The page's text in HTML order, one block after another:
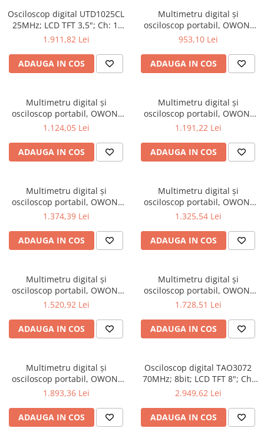
Osciloscop digital UTD1025CL
25MHz; LCD TFT 3,5"; Ch: 1;
250Msps; 12kpts compatibil
1.911,82 Lei
ADAUGA IN COS
Multimetru digital și
osciloscop portabil, OWON,
HDS242, 200mV-1kV, 200mA-
953,10 Lei
ADAUGA IN COS
Multimetru digital și
osciloscop portabil, OWON,
HDS242S, 200mV-1kV, 200mA-
1.124,05 Lei
ADAUGA IN COS
Multimetru digital și
osciloscop portabil, OWON,
HDS272, 200mV-1kV, 200mA-
1.191,22 Lei
ADAUGA IN COS
Multimetru digital și
osciloscop portabil, OWON,
HDS272S, 200mV-1kV, 200mA-
1.374,39 Lei
ADAUGA IN COS
Multimetru digital și
osciloscop portabil, OWON,
HDS2102, 200mV-1kV, 200mA-
1.325,54 Lei
ADAUGA IN COS
Multimetru digital și
osciloscop portabil, OWON,
HDS2102S, 200mV-1kV,
1.520,92 Lei
ADAUGA IN COS
Multimetru digital și
osciloscop portabil, OWON,
HDS2202, 200mV-1kV, 200mA-
1.728,51 Lei
ADAUGA IN COS
Multimetru digital și
osciloscop portabil, OWON,
HDS2202S, 200mV-1kV,
1.893,36 Lei
ADAUGA IN COS
Osciloscop digital TAO3072
70MHz; 8bit; LCD TFT 8"; Ch:
2; 1Gsps; 40Mpts sustinand
2.949,62 Lei
ADAUGA IN COS